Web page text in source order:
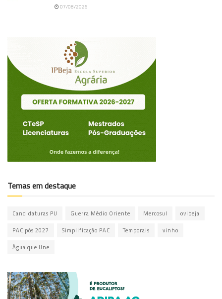
07/08/2026
Temas em destaque
Candidaturas PU Guerra Médio Oriente Mercosul ovibeja
PAC pós 2027 Simplificação PAC Temporais vinho
Água que Une